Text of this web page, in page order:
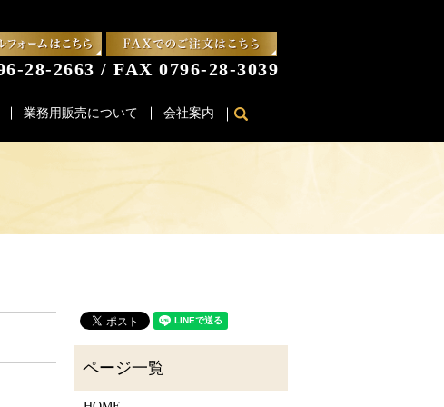
28-2663 / FAX 0796-28-3039
業務用販売について 会社案内 search